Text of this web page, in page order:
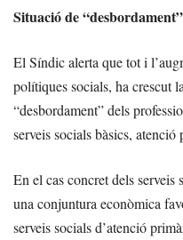
Situació de
El Síndic alerta que tot i
polítiques socials, ha crescut
“desbordament” dels
serveis socials bàsics,
En el cas concret dels
una conjuntura econòmica
serveis socials d’atenció